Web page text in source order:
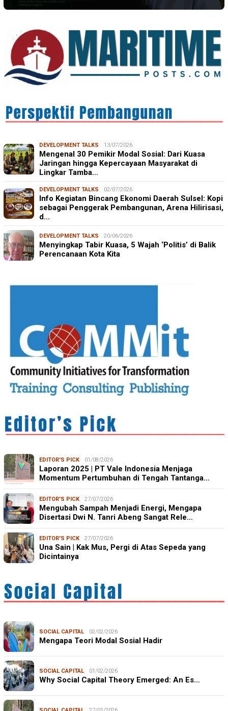
DEVELOPMENT TALKS 13/07/2026
Mengenal 30 Pemikir Modal Sosial: Dari Kuasa
Jaringan hingga Kepercayaan Masyarakat di
Lingkar Tamba…
DEVELOPMENT TALKS 02/07/2026
Info Kegiatan Bincang Ekonomi Daerah Sulsel: Kopi
sebagai Penggerak Pembangunan, Arena Hilirisasi,
d…
DEVELOPMENT TALKS 20/06/2026
Menyingkap Tabir Kuasa, 5 Wajah ‘Politis’ di Balik
Perencanaan Kota Kita
EDITOR'S PICK 01/08/2026
Laporan 2025 | PT Vale Indonesia Menjaga
Momentum Pertumbuhan di Tengah Tantanga…
EDITOR'S PICK 27/07/2026
Mengubah Sampah Menjadi Energi, Mengapa
Disertasi Dwi N. Tanri Abeng Sangat Rele…
EDITOR'S PICK 27/07/2026
Una Sain | Kak Mus, Pergi di Atas Sepeda yang
Dicintainya
SOCIAL CAPITAL 02/02/2026
Mengapa Teori Modal Sosial Hadir
SOCIAL CAPITAL 01/02/2026
Why Social Capital Theory Emerged: An Es…